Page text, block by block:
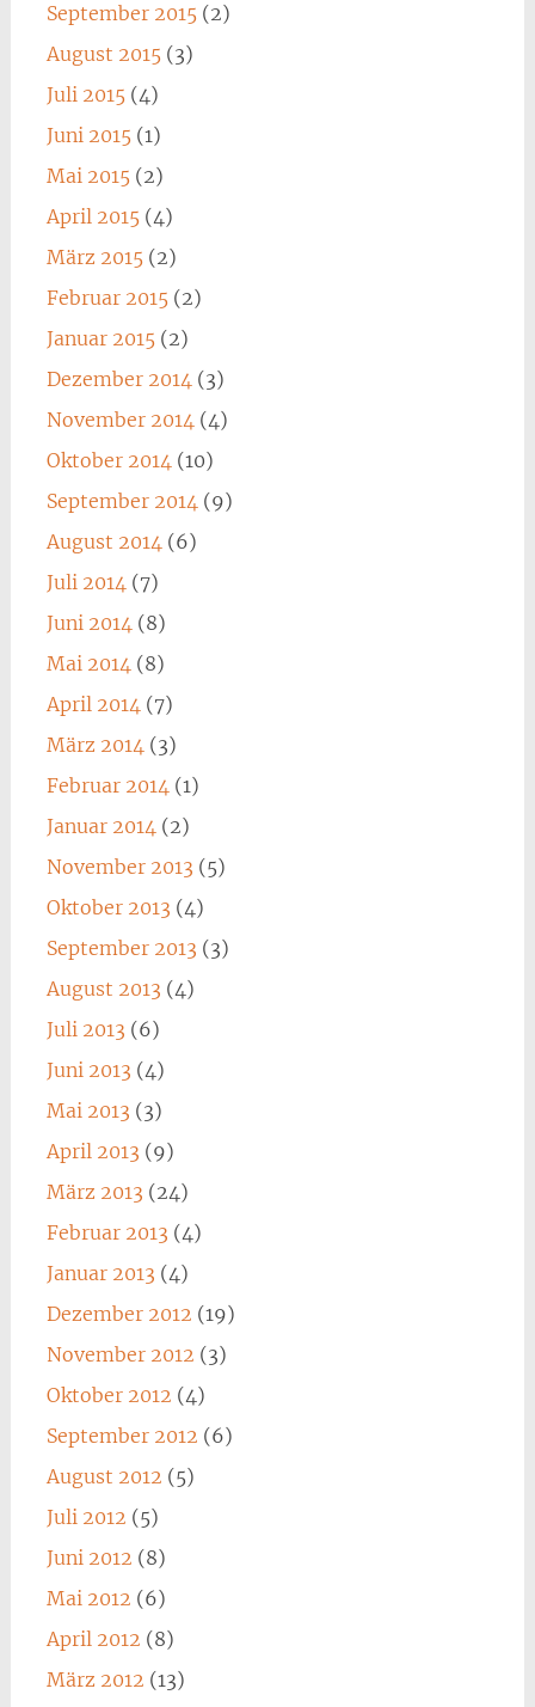
September 2015(2)
August 2015(3)
Juli 2015(4)
Juni 2015(1)
Mai 2015(2)
April 2015(4)
März 2015(2)
Februar 2015(2)
Januar 2015(2)
Dezember 2014(3)
November 2014(4)
Oktober 2014(10)
September 2014(9)
August 2014(6)
Juli 2014(7)
Juni 2014(8)
Mai 2014(8)
April 2014(7)
März 2014(3)
Februar 2014(1)
Januar 2014(2)
November 2013 (5)
Oktober 2013 (4)
September 2013 (3)
August 2013 (4)
Juli 2013 (6)
Juni 2013 (4)
Mai 2013 (3)
April 2013 (9)
März 2013 (24)
Februar 2013 (4)
Januar 2013 (4)
Dezember 2012 (19)
November 2012 (3)
Oktober 2012 (4)
September 2012 (6)
August 2012 (5)
Juli 2012 (5)
Juni 2012 (8)
Mai 2012 (6)
April 2012 (8)
März 2012 (13)